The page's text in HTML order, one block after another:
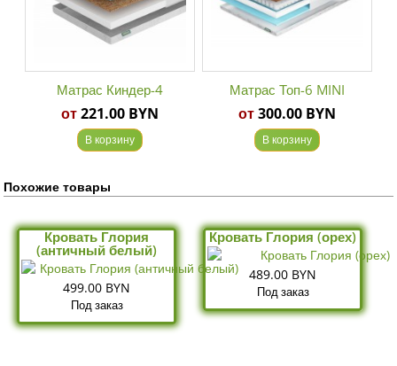
Матрас Киндер-4
от221.00 BYN
В корзину
Матрас Топ-6 MINI
от300.00 BYN
В корзину
Похожие товары
Кровать Глория
(античный белый)
499.00 BYN
Под заказ
Кровать Глория (орех)
489.00 BYN
Под заказ